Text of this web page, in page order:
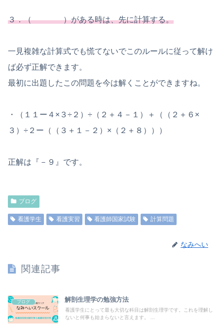
３．（ ）がある時は、先に計算する。
一見複雑な計算式でも慌てないでこのルールに従って解け
ば必ず正解できます。
最初に出題したこの問題を今は解くことができますね。
・（１１ー４×３÷２）÷（２＋４－１）＋（（２＋６×
３）÷２ー（（３＋１－２）×（２＋８）））
正解は『－９』です。
ブログ
看護学生 看護実習 看護師国家試験 計算問題
なみへい
関連記事
ブログ 解剖生理学の勉強方法
看護学生にとって最も大切な科目は解剖生理学です。これを理解し
ないと何事も始まらないと言えます。 ...